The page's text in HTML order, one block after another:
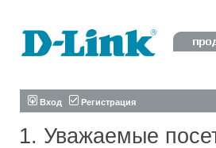
Вход Регистрация
Уважаемые